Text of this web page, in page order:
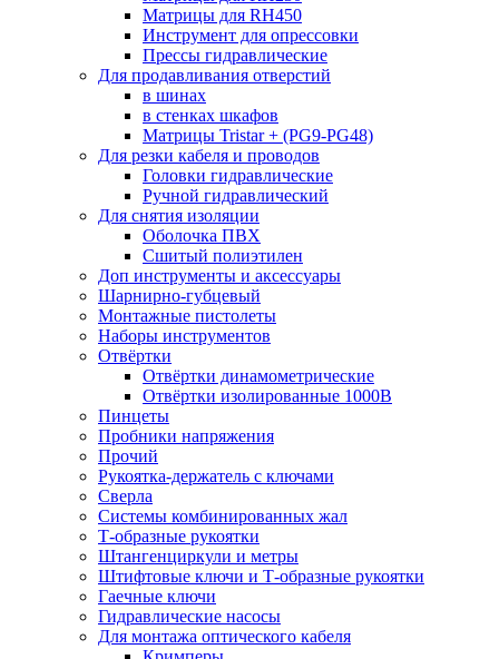
Матрицы для RH450
Инструмент для опрессовки
Прессы гидравлические
Для продавливания отверстий
в шинах
в стенках шкафов
Матрицы Tristar + (PG9-PG48)
Для резки кабеля и проводов
Головки гидравлические
Ручной гидравлический
Для снятия изоляции
Оболочка ПВХ
Сшитый полиэтилен
Доп инструменты и аксессуары
Шарнирно-губцевый
Монтажные пистолеты
Наборы инструментов
Отвёртки
Отвёртки динамометрические
Отвёртки изолированные 1000В
Пинцеты
Пробники напряжения
Прочий
Рукоятка-держатель с ключами
Сверла
Системы комбинированных жал
Т-образные рукоятки
Штангенциркули и метры
Штифтовые ключи и Т-образные рукоятки
Гаечные ключи
Гидравлические насосы
Для монтажа оптического кабеля